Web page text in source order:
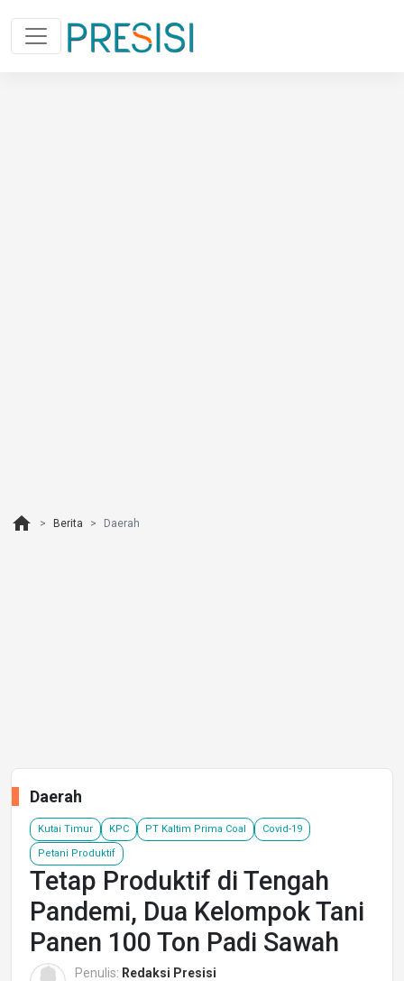
home Berita Daerah
Daerah
Kutai Timur KPC PT Kaltim Prima Coal Covid-19
Petani Produktif
Tetap Produktif di Tengah
Pandemi, Dua Kelompok Tani
Panen 100 Ton Padi Sawah
Penulis: Redaksi Presisi